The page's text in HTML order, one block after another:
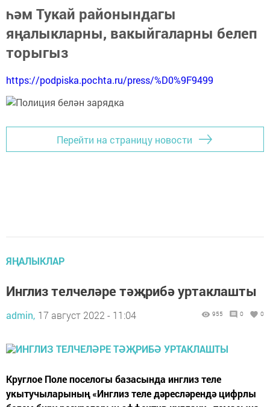
һәм Тукай районындагы
яңалыкларны, вакыйгаларны белеп
торыгыз
https://podpiska.pochta.ru/press/%D0%9F9499
Перейти на страницу новости
ЯҢАЛЫКЛАР
Инглиз телчеләре тәҗрибә уртаклашты
admin, 17 август 2022 - 11:04 955 0 0
Круглое Поле поселогы базасында инглиз теле
укытучыларының «Инглиз теле дәресләрендә цифрлы